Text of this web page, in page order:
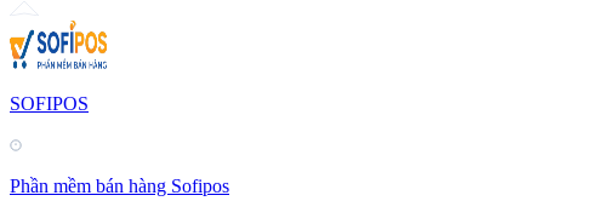
SOFIPOS
Phần mềm bán hàng Sofipos